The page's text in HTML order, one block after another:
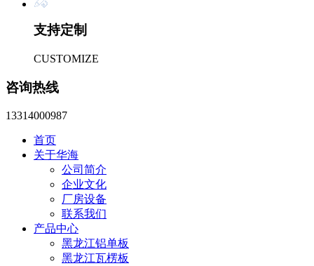
支持定制
CUSTOMIZE
咨询热线
13314000987
首页
关于华海
公司简介
企业文化
厂房设备
联系我们
产品中心
黑龙江铝单板
黑龙江瓦楞板